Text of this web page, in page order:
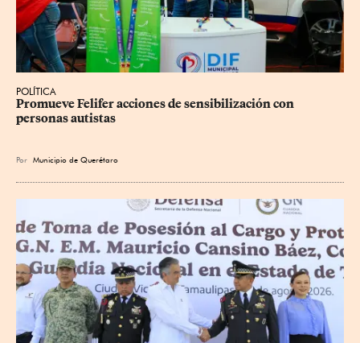
POLÍTICA
Promueve Felifer acciones de sensibilización con
personas autistas
Por Municipio de Querétaro